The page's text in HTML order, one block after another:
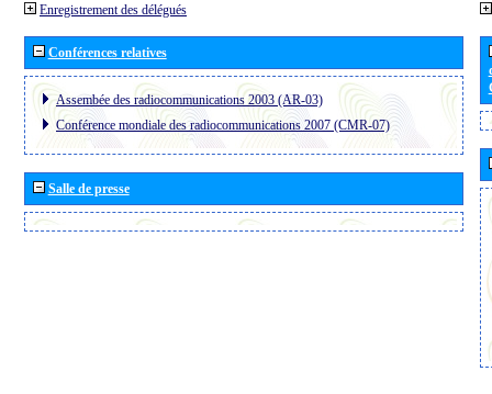
Enregistrement des délégués
Conférences relatives
Assembée des radiocommunications 2003 (AR-03)
Conférence mondiale des radiocommunications 2007 (CMR-07)
Salle de presse